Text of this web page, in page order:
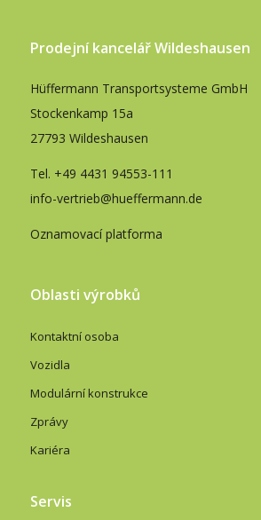
Prodejní kancelář Wildeshausen
Hüffermann Transportsysteme GmbH
Stockenkamp 15a
27793 Wildeshausen
Tel. +49 4431 94553-111
info-vertrieb@hueffermann.de
Oznamovací platforma
Oblasti výrobků
Kontaktní osoba
Vozidla
Modulární konstrukce
Zprávy
Kariéra
Servis